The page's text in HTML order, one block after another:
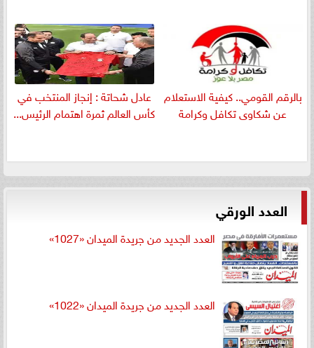
بالرقم القومي.. كيفية الاستعلام
عن شكاوى تكافل وكرامة
عادل شحاتة : إنجاز المنتخب في
كأس العالم ثمرة اهتمام الرئيس...
العدد الورقي
العدد الجديد من جريدة الميدان «1027»
العدد الجديد من جريدة الميدان «1022»